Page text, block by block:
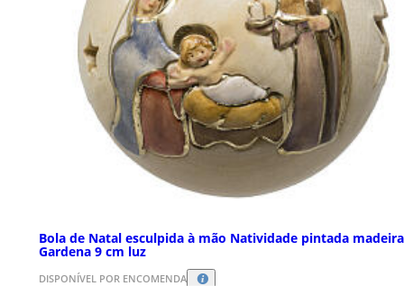
Bola de Natal esculpida à mão Natividade pintada
Gardena 9 cm luz
DISPONÍVEL POR ENCOMENDA